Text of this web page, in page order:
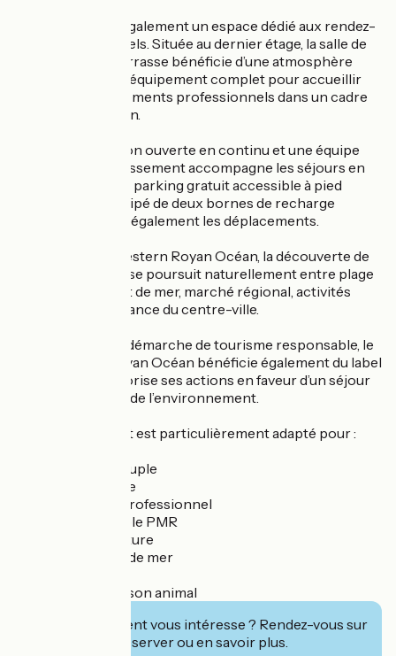
L’hôtel propose également un espace dédié aux rendez-
vous professionnels. Située au dernier étage, la salle de
séminaire avec terrasse bénéficie d’une atmosphère
lumineuse et d’un équipement complet pour accueillir
réunions et événements professionnels dans un cadre
tourné vers l’océan.
Avec une réception ouverte en continu et une équipe
disponible, l’établissement accompagne les séjours en
toute sérénité. Un parking gratuit accessible à pied
depuis l’hôtel, équipé de deux bornes de recharge
électrique, facilite également les déplacements.
Depuis le Best Western Royan Océan, la découverte de
Royan Atlantique se poursuit naturellement entre plage
de Foncillon, front de mer, marché régional, activités
nautiques et ambiance du centre-ville.
Engagé dans une démarche de tourisme responsable, le
Best Western Royan Océan bénéficie également du label
Clef Verte, qui valorise ses actions en faveur d’un séjour
plus respectueux de l’environnement.
Cet établissement est particulièrement adapté pour :
✔ Escapade en couple
✔ Séjour en famille
✔ Déplacement professionnel
✔ Séjour accessible PMR
✔ Séjour sans voiture
✔ Séjour en bord de mer
✔ Vacances avec son animal
Cet établissement vous intéresse ? Rendez-vous sur
leur site pour réserver ou en savoir plus.